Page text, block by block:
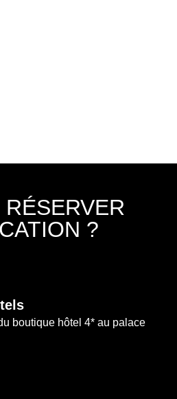
?
boutique hôtel 4* au palace